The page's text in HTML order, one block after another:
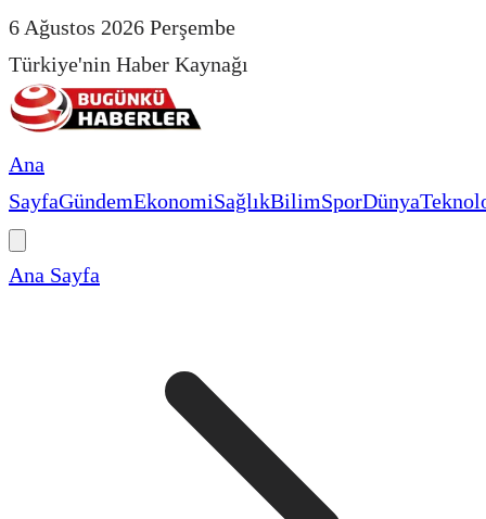
6 Ağustos 2026 Perşembe
Türkiye'nin Haber Kaynağı
Ana
SayfaGündemEkonomiSağlıkBilimSporDünya
Ana Sayfa